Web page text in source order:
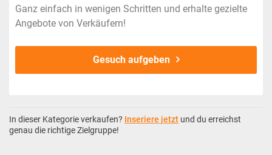
Ganz einfach in wenigen Schritten und erhalte gezielte
Angebote von Verkäufern!
Gesuch aufgeben
In dieser Kategorie verkaufen? Inseriere jetzt und du erreichst
genau die richtige Zielgruppe!